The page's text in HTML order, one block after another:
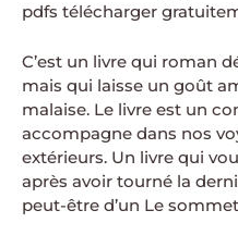
pdfs télécharger
C’est un livre qui roman
mais qui laisse un goût
malaise. Le livre est un
accompagne dans nos
extérieurs. Un livre qui
après avoir tourné la
peut-être d’un Le